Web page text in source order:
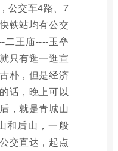
公交车4路、7
铁站均有公交
二王庙----玉垒
只有逛一逛宣
朴，但是经济
话，晚上可以
，就是青城山
和后山，一般
交直达，起点